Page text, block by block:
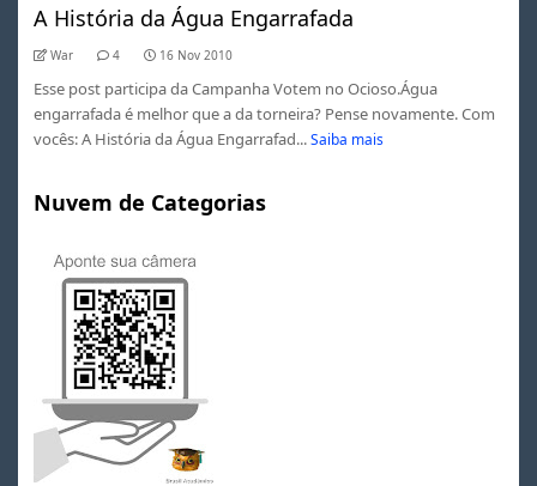
A História da Água Engarrafada
War 4 16 Nov 2010
Esse post participa da Campanha Votem no Ocioso.Água
engarrafada é melhor que a da torneira? Pense novamente. Com
vocês: A História da Água Engarrafad... Saiba mais
Nuvem de Categorias